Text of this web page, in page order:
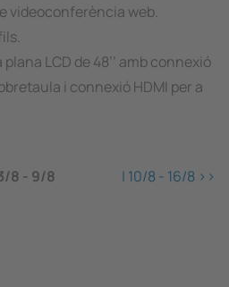
videoconferència web.
LCD de 48’’ amb connexió
i connexió HDMI per a
| 10/8 - 16/8 >>
8 - 9/8